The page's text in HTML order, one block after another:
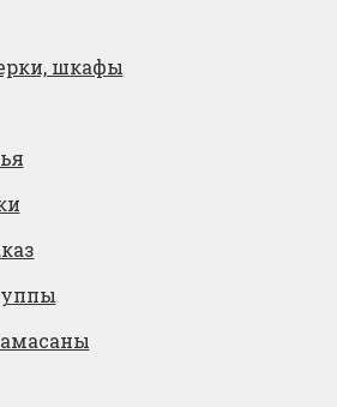
шкафы